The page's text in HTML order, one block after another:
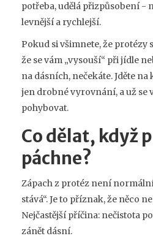
potřeba, udělá přizpůsobení -
levnější a rychlejší.
Pokud si všimnete, že protézy
že se vám „vysouší“ při jídle
na dásních, nečekáte. Jděte
jen drobné vyrovnání, a už se
pohybovat.
Co dělat, když
páchne?
Zápach z protéz není
stává“. Je to příznak, že něco
Nejčastější příčina: nečistota
zánět dásní.